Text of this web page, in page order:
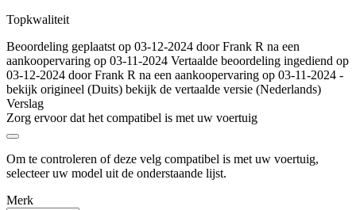
Topkwaliteit
Beoordeling geplaatst op 03-12-2024 door Frank R na een
aankoopervaring op 03-11-2024 Vertaalde beoordeling ingediend op
03-12-2024 door Frank R na een aankoopervaring op 03-11-2024 -
bekijk origineel (Duits) bekijk de vertaalde versie (Nederlands)
Verslag
Zorg ervoor dat het compatibel is met uw voertuig
Om te controleren of deze velg compatibel is met uw voertuig,
selecteer uw model uit de onderstaande lijst.
Merk